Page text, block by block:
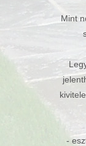
Mint
-